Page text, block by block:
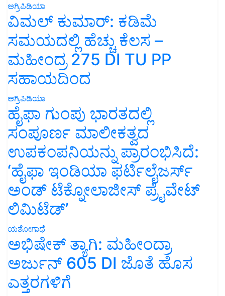
ಅಗ್ರಿಪಿಡಿಯಾ
ವಿಮಲ್ ಕುಮಾರ್: ಕಡಿಮೆ
ಸಮಯದಲ್ಲಿ ಹೆಚ್ಚು ಕೆಲಸ –
ಮಹೀಂದ್ರ 275 DI TU PP
ಸಹಾಯದಿಂದ
ಅಗ್ರಿಪಿಡಿಯಾ
ಹೈಫಾ ಗುಂಪು ಭಾರತದಲ್ಲಿ
ಸಂಪೂರ್ಣ ಮಾಲೀಕತ್ವದ
ಉಪಕಂಪನಿಯನ್ನು ಪ್ರಾರಂಭಿಸಿದೆ:
‘ಹೈಫಾ ಇಂಡಿಯಾ ಫರ್ಟಿಲೈಜರ್ಸ್
ಅಂಡ್ ಟೆಕ್ನೋಲಾಜೀಸ್ ಪ್ರೈವೇಟ್
ಲಿಮಿಟೆಡ್’
ಯಶೋಗಾಥೆ
ಅಭಿಷೇಕ್ ತ್ಯಾಗಿ: ಮಹೀಂದ್ರಾ
ಅರ್ಜುನ್ 605 DI ಜೊತೆ ಹೊಸ
ಎತ್ತರಗಳಿಗೆ